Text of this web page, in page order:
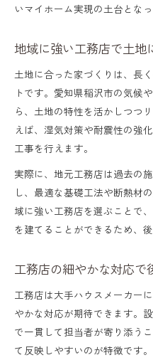
いマイホーム実現の土台となっ
地域に強い工務店で土地
土地に合った家づくりは、長
トです。愛知県稲沢市の気候
ら、土地の特性を活かしつつ
えば、湿気対策や耐震性の強
工事を行えます。
実際に、地元工務店は過去の
し、最適な基礎工法や断熱材
域に強い工務店を選ぶことで
を建てることができるため、
工務店の細やかな対応で
工務店は大手ハウスメーカー
やかな対応が期待できます。
で一貫して担当者が寄り添う
て反映しやすいのが特徴です